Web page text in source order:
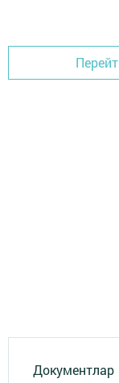
Документлар